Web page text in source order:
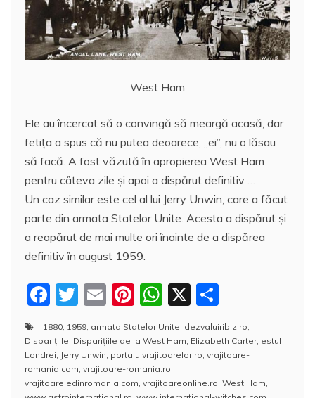
West Ham
Ele au încercat să o convingă să meargă acasă, dar
fetiţa a spus că nu putea deoarece, „ei”, nu o lăsau
să facă. A fost văzută în apropierea West Ham
pentru câteva zile și apoi a dispărut definitiv …
Un caz similar este cel al lui Jerry Unwin, care a făcut
parte din armata Statelor Unite. Acesta a dispărut și
a reapărut de mai multe ori înainte de a dispărea
definitiv în august 1959.
F
a
c
e
b
T
w
itt
er
E
m
ai
l
Pi
nt
er
e
st
W
h
at
s
A
X
a
rt
aj
e
1880 1959 armata Statelor Unite dezvaluiribiz.ro
Disparițiile Disparițiile de la West Ham Elizabeth Carter, estul
Londrei Jerry Unwin portalulvrajitoarelor.ro vrajitoare-
romania.com vrajitoare-romania.ro
vrajitoareledinromania.com vrajitoareonline.ro West Ham